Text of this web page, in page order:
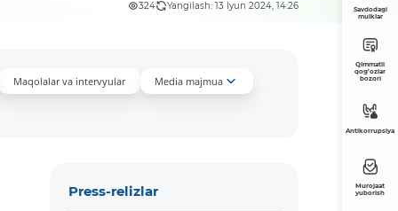
324 Yangilash: 13 Iyun 2024, 14:26
Maqolalar va intervyular
Media majmua
Press-relizlar
Savdodagi
mulklar
Qimmatli
qog'ozlar
bozori
Antikorrupsiya
Murojaat
yuborish